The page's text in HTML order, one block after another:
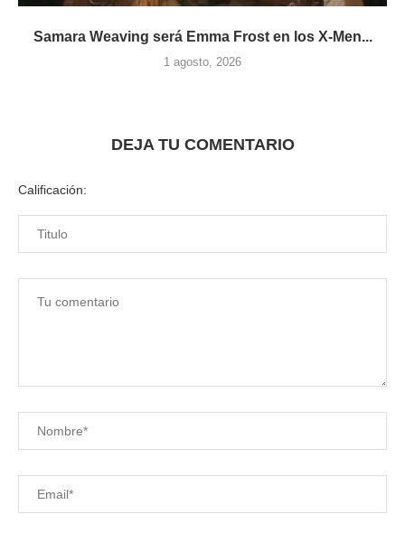
Samara Weaving será Emma Frost en los X-Men...
1 agosto, 2026
DEJA TU COMENTARIO
Calificación: